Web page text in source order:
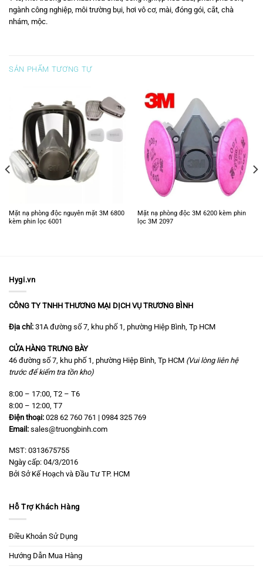
ngành công nghiệp, môi trường bụi, hơi vô cơ, mài, đóng gói, cắt, chà
nhám, mộc.
SẢN PHẨM TƯƠNG TỰ
Mặt nạ phòng độc nguyên mặt 3M 6800
kèm phin lọc 6001
Mặt nạ phòng độc 3M 6200 kèm phin
lọc 3M 2097
Hygi.vn
CÔNG TY TNHH THƯƠNG MẠI DỊCH VỤ TRƯƠNG BÌNH
Địa chỉ: 31A đường số 7, khu phố 1, phường Hiệp Bình, Tp HCM
CỬA HÀNG TRƯNG BÀY
46 đường số 7, khu phố 1, phường Hiệp Bình, Tp HCM (Vui lòng liên hệ
trước để kiểm tra tồn kho)
8:00 – 17:00, T2 – T6
8:00 – 12:00, T7
Điện thoại: 028 62 760 761 | 0984 325 769
Email: sales@truongbinh.com
MST: 0313675755
Ngày cấp: 04/3/2016
Bởi Sở Kế Hoạch và Đầu Tư TP. HCM
Hỗ Trợ Khách Hàng
Điều Khoản Sử Dụng
Hướng Dẫn Mua Hàng